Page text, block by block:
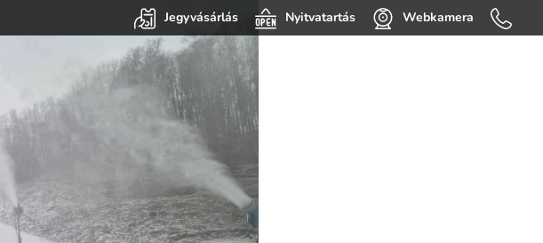
Jegyvásárlás Nyitvatartás Webkamera